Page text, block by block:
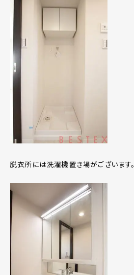
脱衣所には洗濯機置き場がございます。